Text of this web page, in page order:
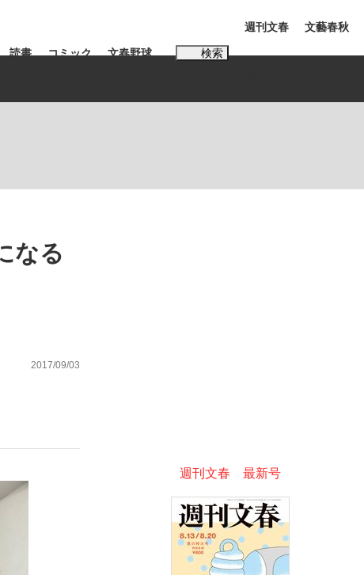
のが悲しい」『北の国から』倉本聰氏（91...
読書 コミック 文春野球 検索
#玉木雄一郎
週刊文春 文藝春秋
なる
2017/09/03
週刊文春 最新号